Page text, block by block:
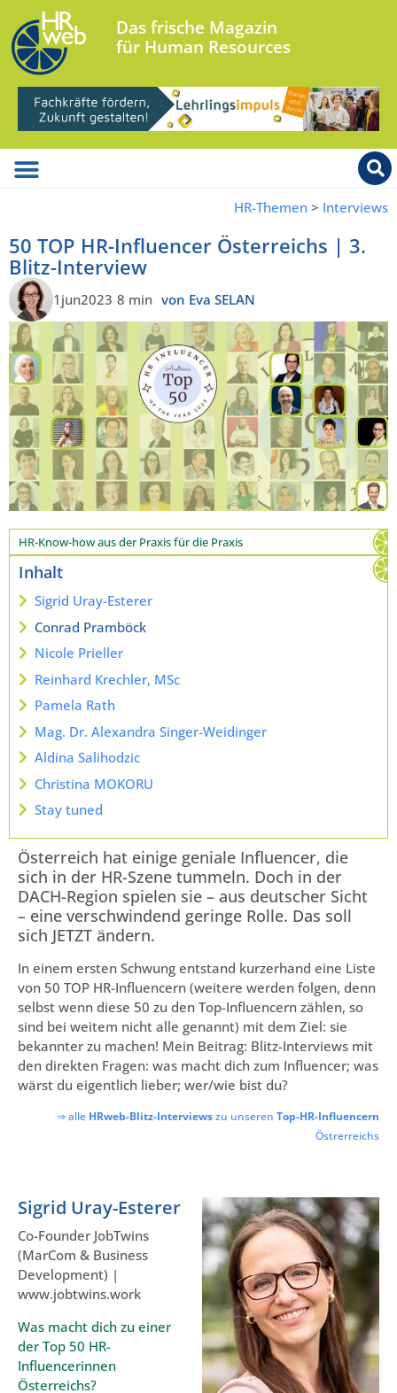
Das frische Magazin
für Human Resources
HR-Themen > Interviews
50 TOP HR-Influencer Österreichs | 3.
Blitz-Interview
1jun2023 8 min von Eva SELAN
HR-Know-how aus der Praxis für die Praxis
Inhalt
Sigrid Uray-Esterer
Conrad Pramböck
Nicole Prieller
Reinhard Krechler, MSc
Pamela Rath
Mag. Dr. Alexandra Singer-Weidinger
Aldina Salihodzic
Christina MOKORU
Stay tuned
Österreich hat einige geniale Influencer, die
sich in der HR-Szene tummeln. Doch in der
DACH-Region spielen sie – aus deutscher Sicht
– eine verschwindend geringe Rolle. Das soll
sich JETZT ändern.
In einem ersten Schwung entstand kurzerhand eine Liste
von 50 TOP HR-Influencern (weitere werden folgen, denn
selbst wenn diese 50 zu den Top-Influencern zählen, so
sind bei weitem nicht alle genannt) mit dem Ziel: sie
bekannter zu machen! Mein Beitrag: Blitz-Interviews mit
den direkten Fragen: was macht dich zum Influencer; was
wärst du eigentlich lieber; wer/wie bist du?
⇒ alle HRweb-Blitz-Interviewszu unseren Top-HR-Influencern
Östrerreichs
Sigrid Uray-Esterer
Co-Founder JobTwins
(MarCom & Business
Development) |
www.jobtwins.work
Was macht dich zu einer
der Top 50 HR-
Influencerinnen
Österreichs?